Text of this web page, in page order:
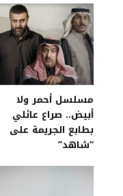
مسلسل أحمر ولا
أبيض.. صراع عائلي
بطابع الجريمة على
“شاهد”